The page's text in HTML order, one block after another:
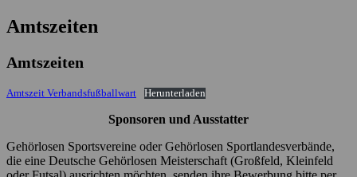
Amtszeiten
Amtszeiten
Amtszeit Verbandsfußballwart Herunterladen
Sponsoren und Ausstatter
Gehörlosen Sportsvereine oder Gehörlosen Sportlandesverbände,
die eine Deutsche Gehörlosen Meisterschaft (Großfeld, Kleinfeld